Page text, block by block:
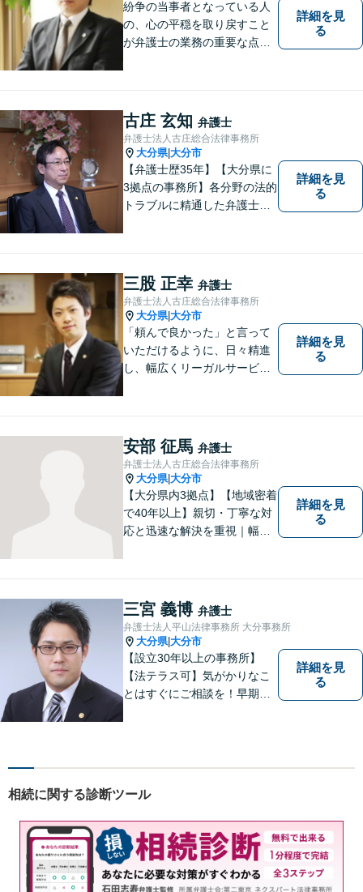
紛争の当事者となっている人
の、心の平穏を取り戻すこと
が弁護士の業務の重要な点と
詳細を見
る
古庄 玄知 弁護士
弁護士法人古庄総合法律事務所
大分県|大分市
【弁護士歴35年】【大分県に
3拠点の事務所】各分野の法的
トラブルに精通した弁護士で
します。お気軽に相談しやす
いアットホームな雰囲気の事
務所です。
詳細を見
る
三股 正幸 弁護士
弁護士法人古庄総合法律事務所
大分県|大分市
「頼んで良かった」と言って
いただけるように、日々精進
し、幅広くリーガルサービス
詳細を見
る
安部 征馬 弁護士
弁護士法人古庄総合法律事務所
大分県|大分市
【大分県内3拠点】【地域密着
で40年以上】親切・丁寧な対
応と迅速な解決を重視｜幅広
ら最善の解決を目指します
【別府・杵築にも拠点】
詳細を見
る
三宮 義博 弁護士
弁護士法人平山法律事務所 大分事務所
大分県|大分市
【設立30年以上の事務所】
【法テラス可】気がかりなこ
とはすぐにご相談を！早期対
など幅広い問題に柔軟に対応
詳細を見
る
相続に関する診断ツール